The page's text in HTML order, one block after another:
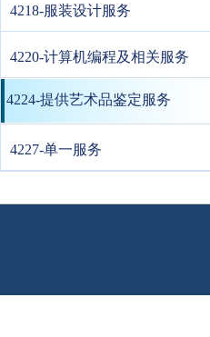
4218-服装设计服务
4220-计算机编程及相关服务
4224-提供艺术品鉴定服务
4227-单一服务